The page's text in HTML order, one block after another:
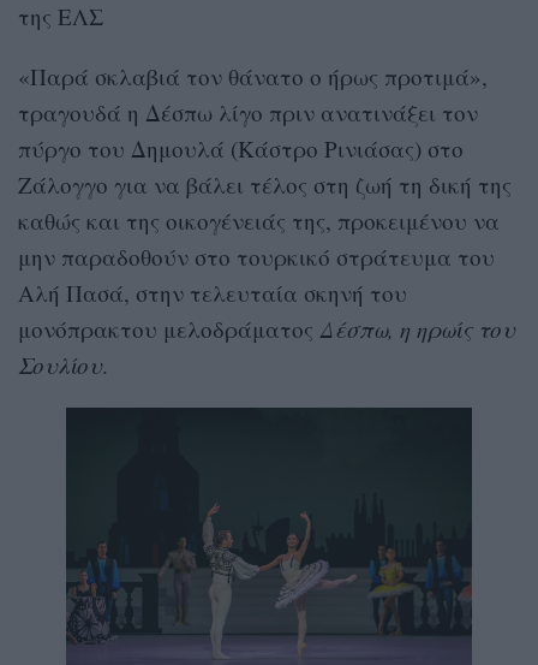
της ΕΛΣ
«Παρά σκλαβιά τον θάνατο ο ήρως προτιμά»,
τραγουδά η Δέσπω λίγο πριν ανατινάξει τον
πύργο του Δημουλά (Κάστρο Ρινιάσας) στο
Ζάλογγο για να βάλει τέλος στη ζωή τη δική της
καθώς και της οικογένειάς της, προκειμένου να
μην παραδοθούν στο τουρκικό στράτευμα του
Αλή Πασά, στην τελευταία σκηνή του
μονόπρακτου μελοδράματος Δέσπω, η ηρωίς του
Σουλίου.